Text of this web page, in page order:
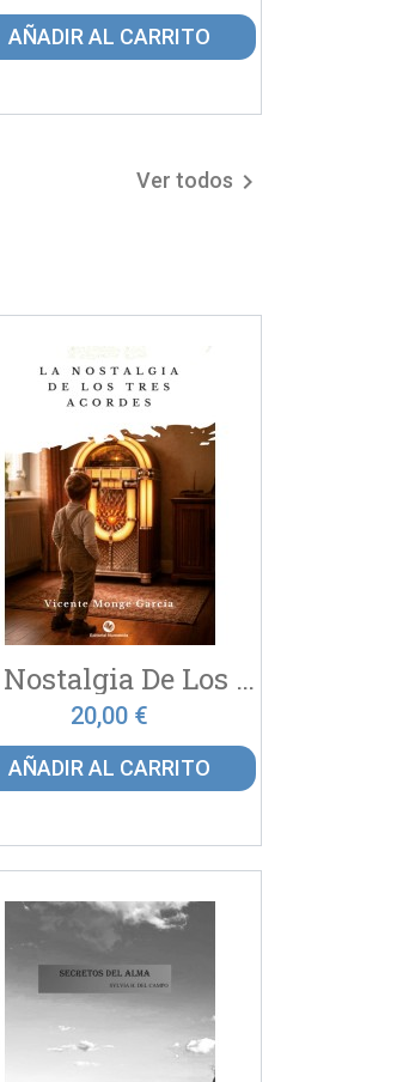
AÑADIR AL CARRITO
Ver todos 
La Nostalgia De Los Tres...
20,00 €
AÑADIR AL CARRITO